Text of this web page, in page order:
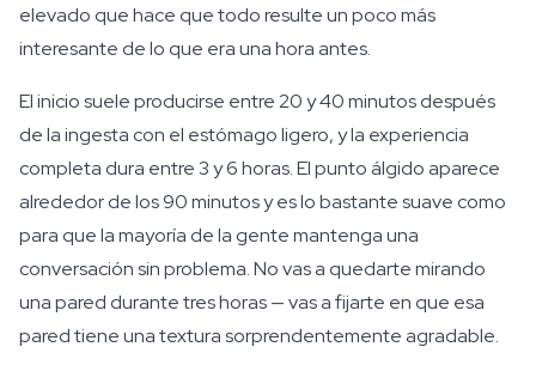
elevado que hace que todo resulte un poco más
interesante de lo que era una hora antes.
El inicio suele producirse entre 20 y 40 minutos después
de la ingesta con el estómago ligero, y la experiencia
completa dura entre 3 y 6 horas. El punto álgido aparece
alrededor de los 90 minutos y es lo bastante suave como
para que la mayoría de la gente mantenga una
conversación sin problema. No vas a quedarte mirando
una pared durante tres horas — vas a fijarte en que esa
pared tiene una textura sorprendentemente agradable.